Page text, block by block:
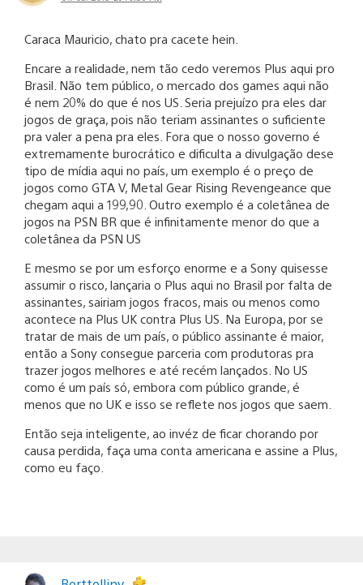
Caraca Mauricio, chato pra cacete hein.
Encare a realidade, nem tão cedo veremos Plus aqui pro
Brasil. Não tem público, o mercado dos games aqui não
é nem 20% do que é nos US. Seria prejuízo pra eles dar
jogos de graça, pois não teriam assinantes o suficiente
pra valer a pena pra eles. Fora que o nosso governo é
extremamente burocrático e dificulta a divulgação dese
tipo de mídia aqui no país, um exemplo é o preço de
jogos como GTA V, Metal Gear Rising Revengeance que
chegam aqui a 199,90. Outro exemplo é a coletânea de
jogos na PSN BR que é infinitamente menor do que a
coletânea da PSN US
E mesmo se por um esforço enorme e a Sony quisesse
assumir o risco, lançaria o Plus aqui no Brasil por falta de
assinantes, sairiam jogos fracos, mais ou menos como
acontece na Plus UK contra Plus US. Na Europa, por se
tratar de mais de um país, o público assinante é maior,
então a Sony consegue parceria com produtoras pra
trazer jogos melhores e até recém lançados. No US
como é um país só, embora com público grande, é
menos que no UK e isso se reflete nos jogos que saem.
Então seja inteligente, ao invéz de ficar chorando por
causa perdida, faça uma conta americana e assine a Plus,
como eu faço.